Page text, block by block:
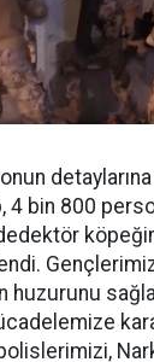
4 bin 800
huzurunu